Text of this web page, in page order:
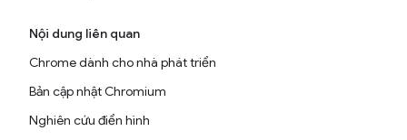
Nội dung liên quan
Chrome dành cho nhà phát triển
Bản cập nhật Chromium
Nghiên cứu điển hình